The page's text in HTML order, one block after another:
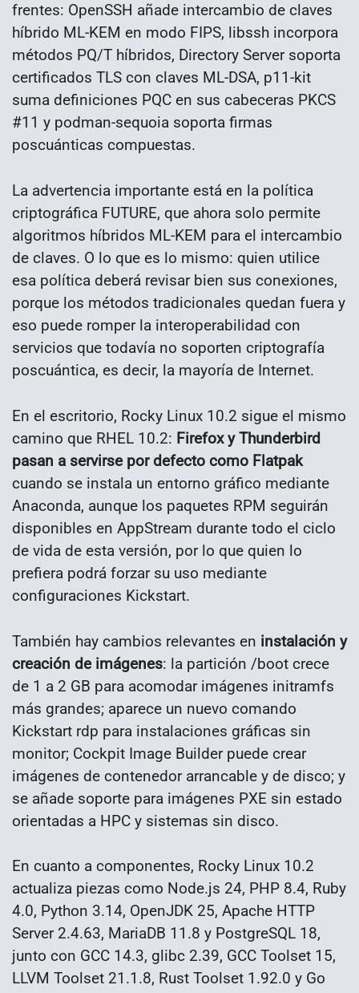
frentes: OpenSSH añade intercambio de claves
híbrido ML-KEM en modo FIPS, libssh incorpora
métodos PQ/T híbridos, Directory Server soporta
certificados TLS con claves ML-DSA, p11-kit
suma definiciones PQC en sus cabeceras PKCS
#11 y podman-sequoia soporta firmas
poscuánticas compuestas.
La advertencia importante está en la política
criptográfica FUTURE, que ahora solo permite
algoritmos híbridos ML-KEM para el intercambio
de claves. O lo que es lo mismo: quien utilice
esa política deberá revisar bien sus conexiones,
porque los métodos tradicionales quedan fuera y
eso puede romper la interoperabilidad con
servicios que todavía no soporten criptografía
poscuántica, es decir, la mayoría de Internet.
En el escritorio, Rocky Linux 10.2 sigue el mismo
camino que RHEL 10.2: Firefox y Thunderbird
pasan a servirse por defecto como Flatpak
cuando se instala un entorno gráfico mediante
Anaconda, aunque los paquetes RPM seguirán
disponibles en AppStream durante todo el ciclo
de vida de esta versión, por lo que quien lo
prefiera podrá forzar su uso mediante
configuraciones Kickstart.
También hay cambios relevantes en instalación y
creación de imágenes: la partición /boot crece
de 1 a 2 GB para acomodar imágenes initramfs
más grandes; aparece un nuevo comando
Kickstart rdp para instalaciones gráficas sin
monitor; Cockpit Image Builder puede crear
imágenes de contenedor arrancable y de disco; y
se añade soporte para imágenes PXE sin estado
orientadas a HPC y sistemas sin disco.
En cuanto a componentes, Rocky Linux 10.2
actualiza piezas como Node.js 24, PHP 8.4, Ruby
4.0, Python 3.14, OpenJDK 25, Apache HTTP
Server 2.4.63, MariaDB 11.8 y PostgreSQL 18,
junto con GCC 14.3, glibc 2.39, GCC Toolset 15,
LLVM Toolset 21.1.8, Rust Toolset 1.92.0 y Go